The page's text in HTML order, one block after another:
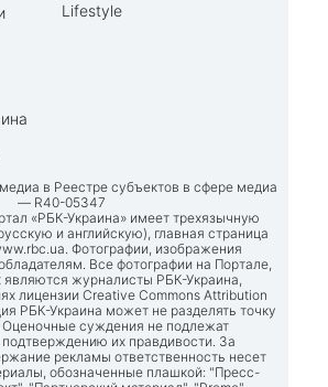
Lifestyle
в Реестре субъектов в сфере медиа
— R40-05347
«РБК-Украина» имеет трехязычную
и английскую), главная страница
. Фотографии, изображения
Все фотографии на Портале,
являются журналисты РБК-Украина,
лицензии Creative Commons Attribution
РБК-Украина может не разделять точку
Оценочные суждения не подлежат
их правдивости. За
рекламы ответственность несет
обозначенные плашкой: "Пресс-